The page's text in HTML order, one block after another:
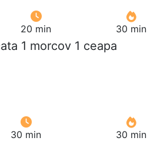
20 min 30 min
1 morcov 1 ceapa
30 min 30 min